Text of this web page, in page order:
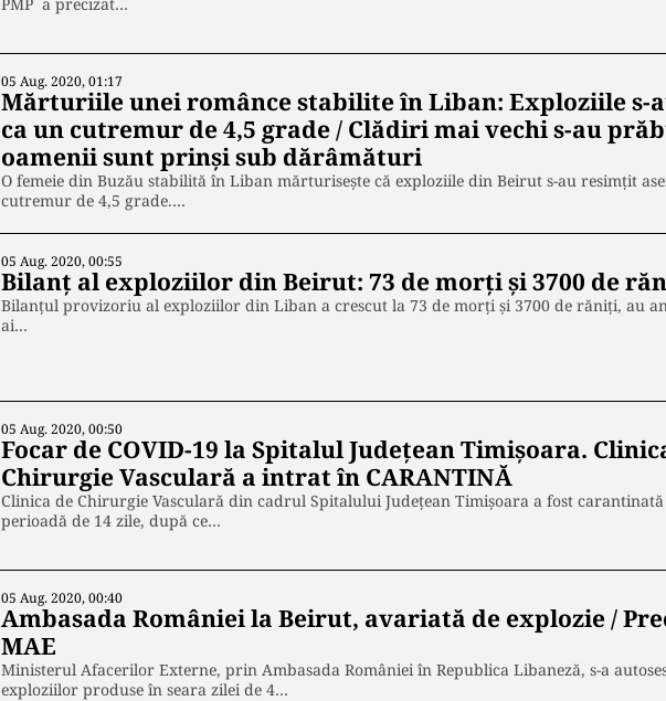
05 Aug. 2020, 01:17
Mărturiile unei românce stabilite în Liban: Exploziile s-
ca un cutremur de 4,5 grade / Clădiri mai vechi s-au
oamenii sunt prinşi sub dărâmături
O femeie din Buzău stabilită în Liban mărturisește că exploziile din Beirut s-au resimţit
cutremur de 4,5 grade.…
05 Aug. 2020, 00:55
Bilanţ al exploziilor din Beirut: 73 de morţi şi 3700 de
Bilanţul provizoriu al exploziilor din Liban a crescut la 73 de morţi şi 3700 de răniţi, au
ai…
05 Aug. 2020, 00:50
Focar de COVID-19 la Spitalul Judeţean Timişoara.
Chirurgie Vasculară a intrat în CARANTINĂ
Clinica de Chirurgie Vasculară din cadrul Spitalului Judeţean Timişoara a fost
perioadă de 14 zile, după ce…
05 Aug. 2020, 00:40
Ambasada României la Beirut, avariată de explozie /
MAE
Ministerul Afacerilor Externe, prin Ambasada României în Republica Libaneză, s-a
exploziilor produse în seara zilei de 4…